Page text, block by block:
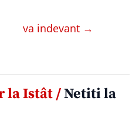
va indevant →
la Istât /Netiti la